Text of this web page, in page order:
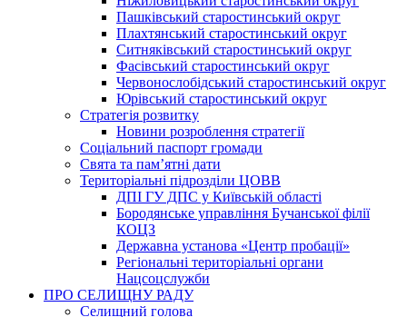
Пашківський старостинський округ
Плахтянський старостинський округ
Ситняківський старостинський округ
Фасівський старостинський округ
Червонослобідський старостинський округ
Юрівський старостинський округ
Стратегія розвитку
Новини розроблення стратегії
Соціальний паспорт громади
Свята та пам’ятні дати
Територіальні підрозділи ЦОВВ
ДПІ ГУ ДПС у Київській області
Бородянське управління Бучанської філії
КОЦЗ
Державна установа «Центр пробації»
Регіональні територіальні органи
Нацсоцслужби
ПРО СЕЛИЩНУ РАДУ
Селищний голова